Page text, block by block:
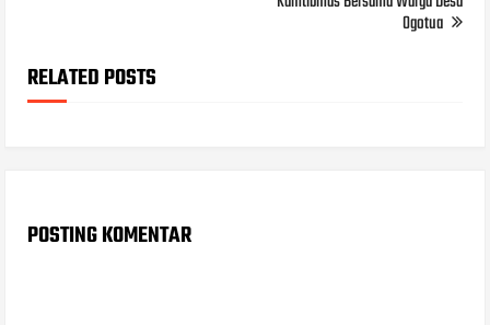
Ogotua
RELATED POSTS
POSTING KOMENTAR